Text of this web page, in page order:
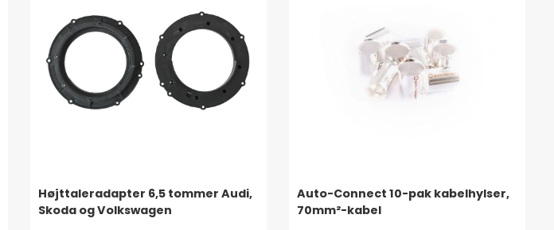
Højttaleradapter 6,5 tommer Audi,
Skoda og Volkswagen
Auto-Connect 10-pak kabelhylser,
70mm²-kabel